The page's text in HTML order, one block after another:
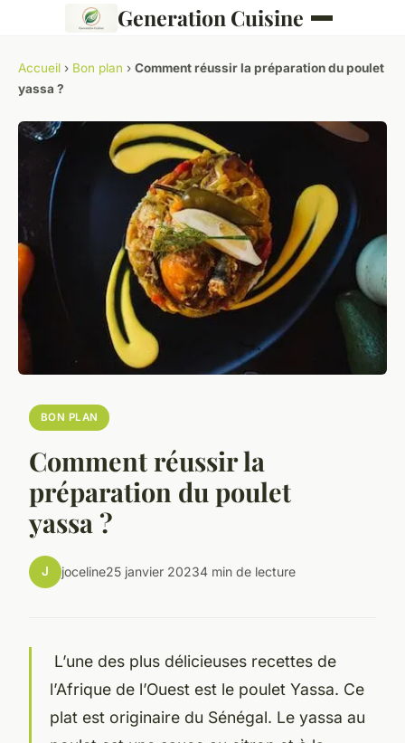
Generation Cuisine
Accueil › Bon plan › Comment réussir la préparation du poulet
yassa ?
BON PLAN
Comment réussir la
préparation du poulet
yassa ?
J joceline25 janvier 20234 min de lecture
L’une des plus délicieuses recettes de
l’Afrique de l’Ouest est le poulet Yassa. Ce
plat est originaire du Sénégal. Le yassa au